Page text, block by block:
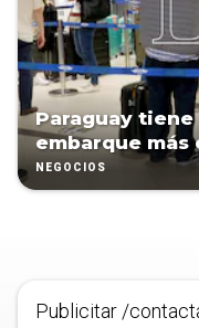
Paraguay tiene
embarque más
NEGOCIOS
Publicitar /